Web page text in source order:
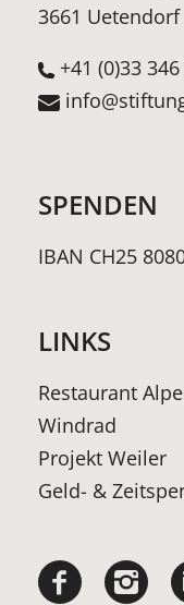
3661 Uetendorf
+41 (0)33
SPENDEN
IBAN CH25
LINKS
Restaurant
Windrad
Projekt Weiler
Geld- &